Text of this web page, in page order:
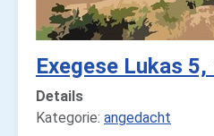
Exegese Lukas 5,
Details
Kategorie: angedacht